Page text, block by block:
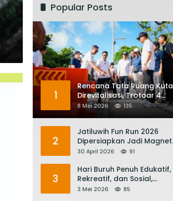
Popular Posts
1
Rencana Tata Ruang Kuta
Direvitalisasi, Trotoar 4
Meter dan Integrasi
Transportasi Listrik
8 Mei 2026 135
2
Jatiluwih Fun Run 2026
Dipersiapkan Jadi Magnet
Pariwisata Internasional,
Pariwisata Bali
30 April 2026 91
3
Hari Buruh Penuh Edukatif,
Rekreatif, dan Sosial,
Gubernur Koster: Matur
3 Mei 2026 85